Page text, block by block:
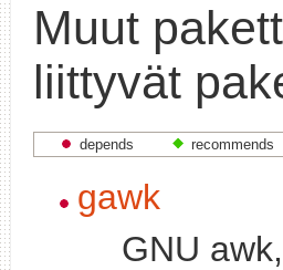
Muut
liittyvät
depends recommends
gawk
GNU